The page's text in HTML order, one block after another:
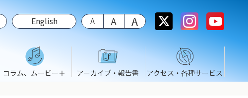
English
コラム、ムービー＋ アーカイブ・報告書 アクセス・各種サービス